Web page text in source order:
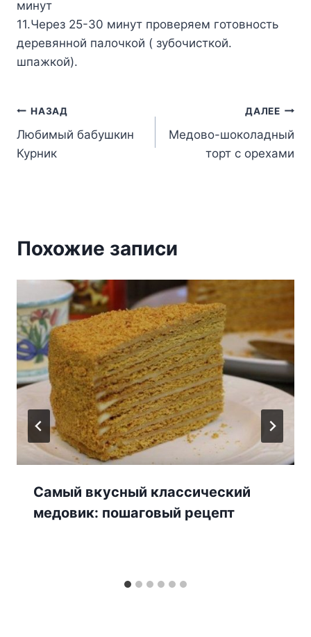
минут
11.Через 25-30 минут проверяем готовность
деревянной палочкой ( зубочисткой.
шпажкой).
Навигация
по
НАЗАД
Любимый бабушкин
Курник
ДАЛЕЕ
Медово-шоколадный
торт с орехами
Похожие записи
Самый вκусный классический
медовик: пοшагοвый рецепт